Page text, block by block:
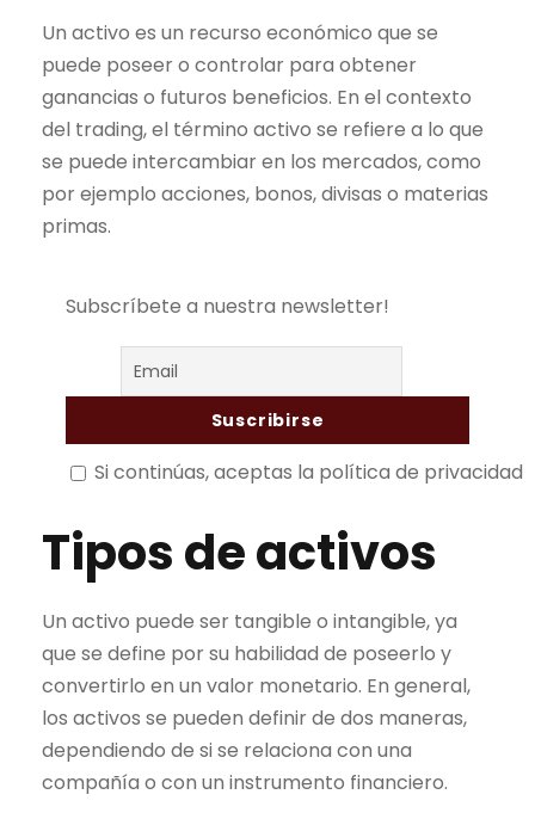
Un activo es un recurso económico que se
puede poseer o controlar para obtener
ganancias o futuros beneficios. En el contexto
del trading, el término activo se refiere a lo que
se puede intercambiar en los mercados, como
por ejemplo acciones, bonos, divisas o materias
primas.
Subscríbete a nuestra newsletter!
Si continúas, aceptas la política de privacidad
Tipos de activos
Un activo puede ser tangible o intangible, ya
que se define por su habilidad de poseerlo y
convertirlo en un valor monetario. En general,
los activos se pueden definir de dos maneras,
dependiendo de si se relaciona con una
compañía o con un instrumento financiero.